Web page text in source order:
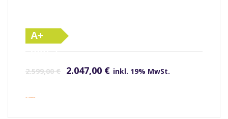
A+
2.599,00€ 2.047,00 € inkl. 19% MwSt.
inkl. Versandkosten